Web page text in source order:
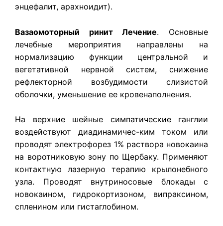
энцефалит, арахноидит).
Вазаомоторный ринит Лечение. Основные
лечебные мероприятия направлены на
нормализацию функции центральной и
вегетативной нервной систем, снижение
рефлекторной возбудимости слизистой
оболочки, уменьшение ее кровенаполнения.
На верхние шейные симпатические ганглии
воздействуют диадинамичес-ким током или
проводят электрофорез 1% раствора новокаина
на воротниковую зону по Щербаку. Применяют
контактную лазерную терапию крылонебного
узла. Проводят внутриносовые блокады с
новокаином, гидрокортизоном, випраксином,
спленином или гистаглобином.